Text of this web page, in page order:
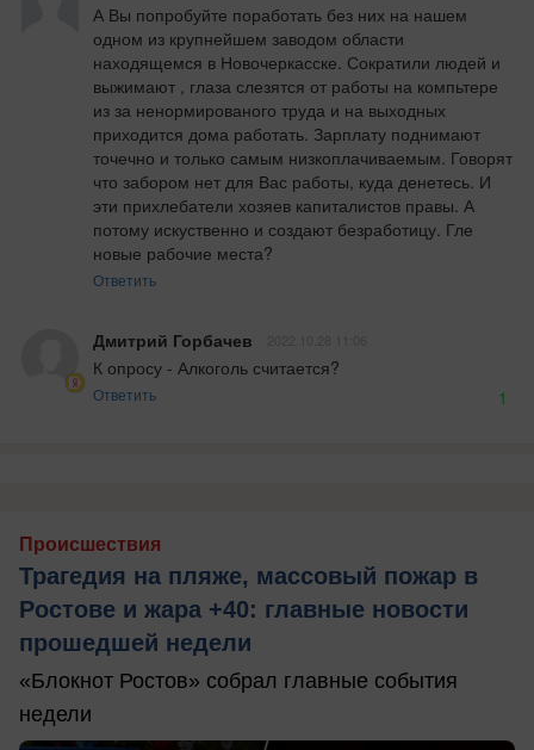
А Вы попробуйте поработать без них на нашем
одном из крупнейшем заводом области
находящемся в Новочеркасске. Сократили людей и
выжимают , глаза слезятся от работы на компьтере
из за ненормированого труда и на выходных
приходится дома работать. Зарплату поднимают
точечно и только самым низкоплачиваемым. Говорят
что забором нет для Вас работы, куда денетесь. И
эти прихлебатели хозяев капиталистов правы. А
потому искуственно и создают безработицу. Гле
новые рабочие места?
Ответить
Дмитрий Горбачев
К опросу - Алкоголь считается?
Ответить 1
Происшествия
Трагедия на пляже, массовый пожар в
Ростове и жара +40: главные новости
прошедшей недели
«Блокнот Ростов» собрал главные события
недели